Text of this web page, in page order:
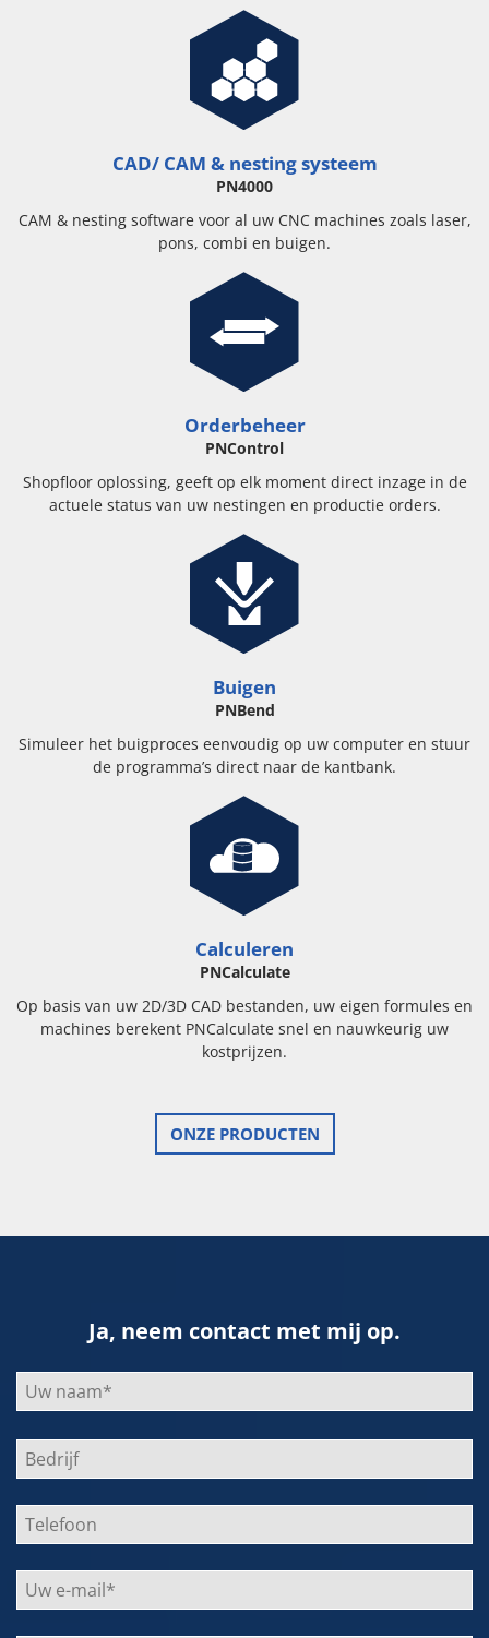
CAD/ CAM & nesting systeem
PN4000
CAM & nesting software voor al uw CNC machines zoals laser,
pons, combi en buigen.
Orderbeheer
PNControl
Shopfloor oplossing, geeft op elk moment direct inzage in de
actuele status van uw nestingen en productie orders.
Buigen
PNBend
Simuleer het buigproces eenvoudig op uw computer en stuur
de programma’s direct naar de kantbank.
Calculeren
PNCalculate
Op basis van uw 2D/3D CAD bestanden, uw eigen formules en
machines berekent PNCalculate snel en nauwkeurig uw
kostprijzen.
ONZE PRODUCTEN
Ja, neem contact met mij op.
Bitte
lasse
dieses
Feld
leer.